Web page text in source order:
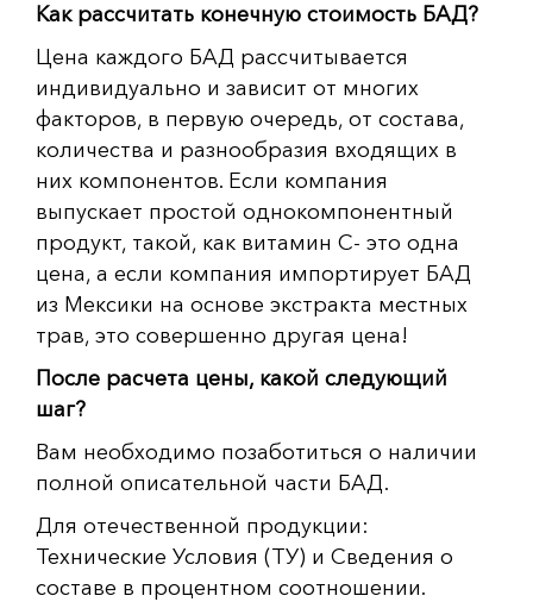
Как рассчитать конечную стоимость БАД?
Цена каждого БАД рассчитывается
индивидуально и зависит от многих
факторов, в первую очередь, от состава,
количества и разнообразия входящих в
них компонентов. Если компания
выпускает простой однокомпонентный
продукт, такой, как витамин С- это одна
цена, а если компания импортирует БАД
из Мексики на основе экстракта местных
трав, это совершенно другая цена!
После расчета цены, какой следующий
шаг?
Вам необходимо позаботиться о наличии
полной описательной части БАД.
Для отечественной продукции:
Технические Условия (ТУ) и Сведения о
составе в процентном соотношении.